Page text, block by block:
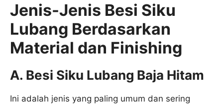
Jenis-Jenis Besi Siku
Lubang Berdasarkan
Material dan Finishing
A. Besi Siku Lubang Baja Hitam
Ini adalah jenis yang paling umum dan sering